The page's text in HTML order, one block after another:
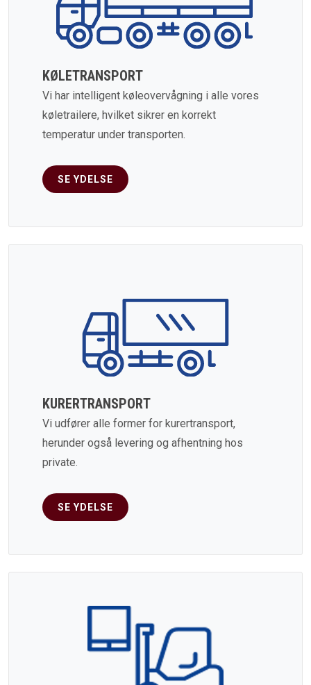
KØLETRANSPORT
Vi har intelligent køleovervågning i alle vores
køletrailere, hvilket sikrer en korrekt
temperatur under transporten.
SE YDELSE
KURERTRANSPORT
Vi udfører alle former for kurertransport,
herunder også levering og afhentning hos
private.
SE YDELSE